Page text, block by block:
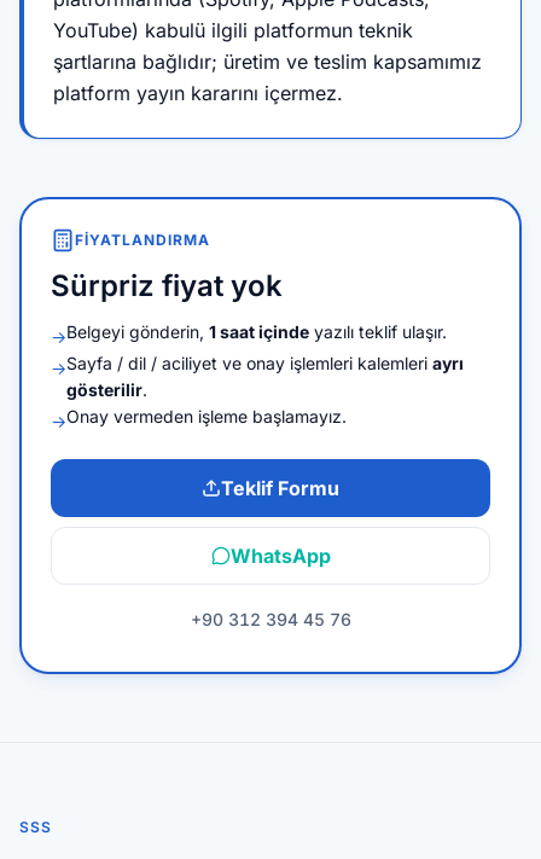
YouTube) kabulü ilgili platformun teknik
şartlarına bağlıdır; üretim ve teslim kapsamımız
platform yayın kararını içermez.
FIYATLANDIRMA
Sürpriz fiyat yok
→Belgeyi gönderin, 1 saat içinde yazılı teklif ulaşır.
→Sayfa / dil / aciliyet ve onay işlemleri kalemleri ayrı
gösterilir.
→Onay vermeden işleme başlamayız.
Teklif Formu
WhatsApp
+90 312 394 45 76
SSS